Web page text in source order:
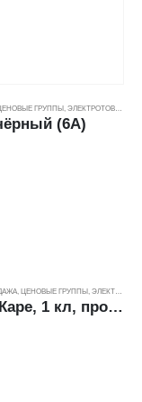
ГРУППЫ ЭЛЕКТРОТОВАРЫ
(6А)
, ЦЕНОВЫЕ ГРУППЫ , ЭЛЕКТРОТОВАРЫ
Выключатель МАКЕЛ Лиллиум Каре, 1 кл, проходной, крем (10А/250В) ---